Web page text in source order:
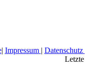
| Impressum | Datenschutz